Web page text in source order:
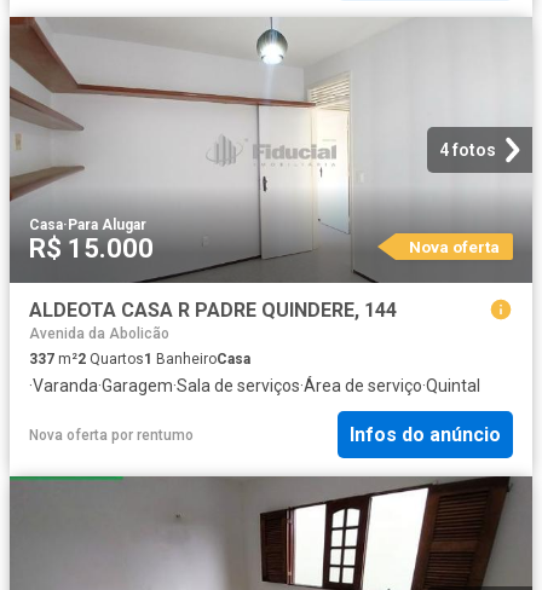
4 fotos
Casa· Para Alugar
R$ 15.000 Nova oferta
ALDEOTA CASA R PADRE QUINDERE, 144
Avenida da Abolicão
337 m²2 Quartos1 BanheiroCasa
·Varanda·Garagem·Sala de serviços·Área de serviço·Quintal
Nova oferta por rentumo Infos do anúncio